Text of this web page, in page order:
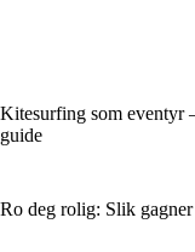
Kitesurfing som eventyr
guide
Ro deg rolig: Slik